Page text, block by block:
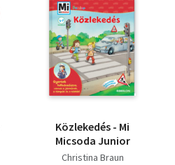
Közlekedés - Mi
Micsoda Junior
Christina Braun